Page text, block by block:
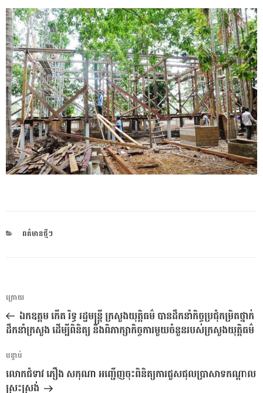
CATEGORIES
ពត៌មានថ្មីៗ
ការ​
នាំទិស​
ប្រកាស
អត្ថបទ
មុន
ក្រោយ
ឯកឧត្តម កើត រិទ្ធ រដ្ឋមន្ត្រី ក្រសួងយុត្តិធម៌ បានដឹកនាំកិច្ចប្រជុំកម្រិតថ្នាក់
ដឹកនាំក្រសួង ដើម្បីពិនិត្យ និងពិភាក្សាកិច្ចការមួយចំនួនរបស់ក្រសួងយុត្តិធម៌
អត្ថបទ
បន្ទាប់
បន្ទាប់
លោកជំទាវ ភឿង សកុណា អញ្ជើញចុះពិនិត្យការជួសជុលប្រាសាទកណ្តាល
ស្រះស្រង់